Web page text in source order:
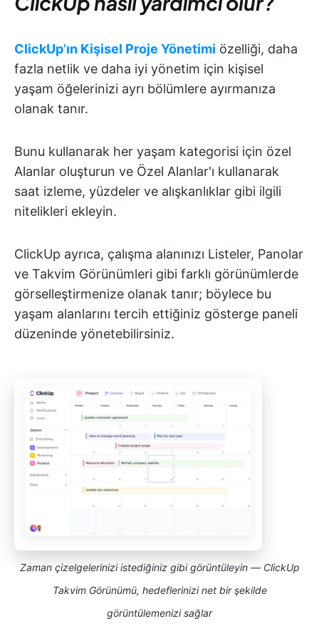
ClickUp’ın Kişisel Proje Yönetimi özelliği, daha
fazla netlik ve daha iyi yönetim için kişisel
yaşam öğelerinizi ayrı bölümlere ayırmanıza
olanak tanır.
Bunu kullanarak her yaşam kategorisi için özel
Alanlar oluşturun ve Özel Alanlar'ı kullanarak
saat izleme, yüzdeler ve alışkanlıklar gibi ilgili
nitelikleri ekleyin.
ClickUp ayrıca, çalışma alanınızı Listeler, Panolar
ve Takvim Görünümleri gibi farklı görünümlerde
görselleştirmenize olanak tanır; böylece bu
yaşam alanlarını tercih ettiğiniz gösterge paneli
düzeninde yönetebilirsiniz.
Zaman çizelgelerinizi istediğiniz gibi görüntüleyin — ClickUp
Takvim Görünümü, hedeflerinizi net bir şekilde
görüntülemenizi sağlar